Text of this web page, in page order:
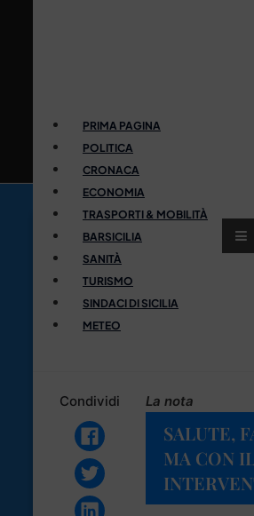
PRIMA PAGINA
POLITICA
CRONACA
ECONOMIA
TRASPORTI & MOBILITÀ
BARSICILIA
SANITÀ
TURISMO
SINDACI DI SICILIA
METEO
Condividi La nota
SALUTE,
MA CON